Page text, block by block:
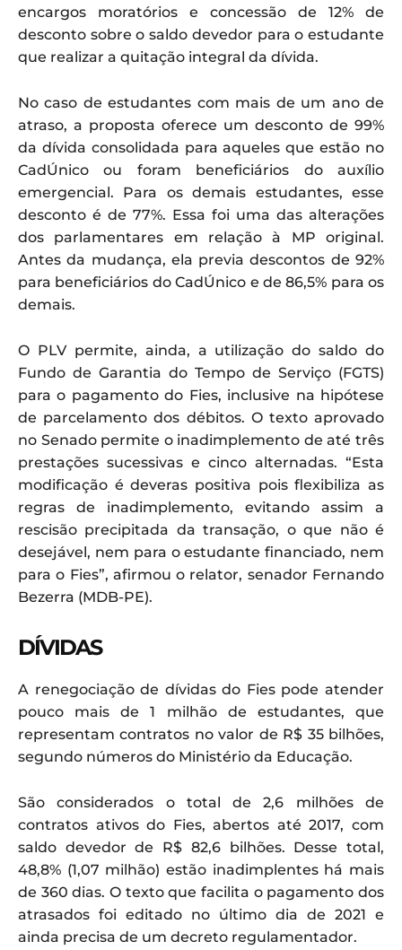
encargos moratórios e concessão de 12% de
desconto sobre o saldo devedor para o estudante
que realizar a quitação integral da dívida.
No caso de estudantes com mais de um ano de
atraso, a proposta oferece um desconto de 99%
da dívida consolidada para aqueles que estão no
CadÚnico ou foram beneficiários do auxílio
emergencial. Para os demais estudantes, esse
desconto é de 77%. Essa foi uma das alterações
dos parlamentares em relação à MP original.
Antes da mudança, ela previa descontos de 92%
para beneficiários do CadÚnico e de 86,5% para os
demais.
O PLV permite, ainda, a utilização do saldo do
Fundo de Garantia do Tempo de Serviço (FGTS)
para o pagamento do Fies, inclusive na hipótese
de parcelamento dos débitos. O texto aprovado
no Senado permite o inadimplemento de até três
prestações sucessivas e cinco alternadas. “Esta
modificação é deveras positiva pois flexibiliza as
regras de inadimplemento, evitando assim a
rescisão precipitada da transação, o que não é
desejável, nem para o estudante financiado, nem
para o Fies”, afirmou o relator, senador Fernando
Bezerra (MDB-PE).
DÍVIDAS
A renegociação de dívidas do Fies pode atender
pouco mais de 1 milhão de estudantes, que
representam contratos no valor de R$ 35 bilhões,
segundo números do Ministério da Educação.
São considerados o total de 2,6 milhões de
contratos ativos do Fies, abertos até 2017, com
saldo devedor de R$ 82,6 bilhões. Desse total,
48,8% (1,07 milhão) estão inadimplentes há mais
de 360 dias. O texto que facilita o pagamento dos
atrasados foi editado no último dia de 2021 e
ainda precisa de um decreto regulamentador.